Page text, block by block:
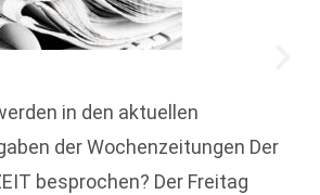
in den aktuellen
der Wochenzeitungen Der
besprochen? Der Freitag